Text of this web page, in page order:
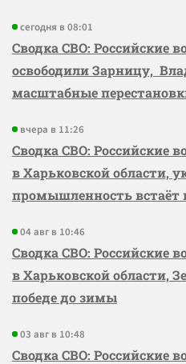
сегодня в 08:01
Сводка СВО: Российские
освободили Зарницу,
масштабные
вчера в 11:26
Сводка СВО: Российские
в Харьковской области,
промышленность встаёт
04 авг в 10:46
Сводка СВО: Российские
в Харьковской области,
победе до зимы
03 авг в 10:48
Сводка СВО: Российские